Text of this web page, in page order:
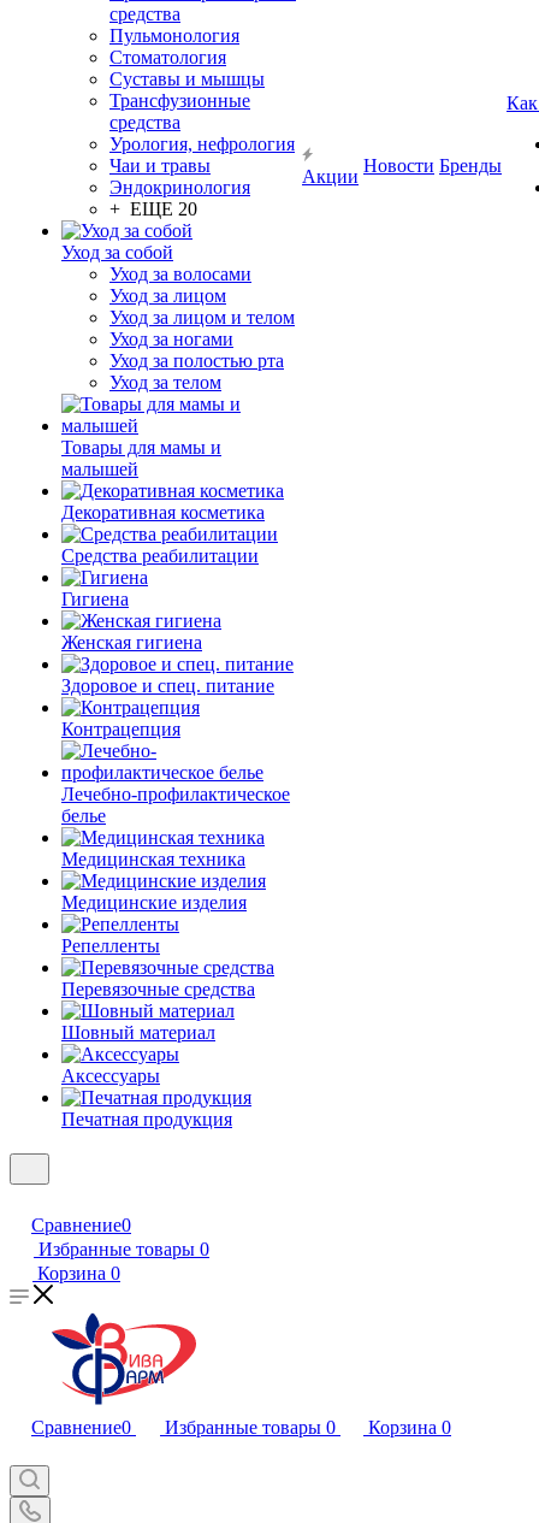
средства
Пульмонология
Стоматология
Суставы и мышцы
Трансфузионные
средства
Урология, нефрология
Чаи и травы
Эндокринология
+ ЕЩЕ 20
Уход за собой
Уход за волосами
Уход за лицом
Уход за лицом и телом
Уход за ногами
Уход за полостью рта
Уход за телом
Товары для мамы и
малышей
Декоративная косметика
Средства реабилитации
Гигиена
Женская гигиена
Здоровое и спец. питание
Контрацепция
Лечебно-профилактическое
белье
Медицинская техника
Медицинские изделия
Репелленты
Перевязочные средства
Шовный материал
Аксессуары
Печатная продукция
Акции
Новости Бренды
Сравнение0
Избранные товары 0
Корзина 0
Сравнение0 Избранные товары 0 Корзина 0